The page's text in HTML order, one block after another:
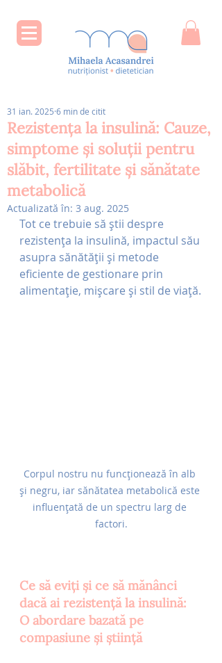
Rezistența la insulină: Cauze,
simptome și soluții pentru
slăbit, fertilitate și sănătate
metabolică
31 ian. 2025 6 min de citit
Actualizată în: 3 aug. 2025
Tot ce trebuie să știi despre
rezistența la insulină, impactul său
asupra sănătății și metode
eficiente de gestionare prin
alimentație, mișcare și stil de viață.
Corpul nostru nu funcționează în alb
și negru, iar sănătatea metabolică este
influențată de un spectru larg de
factori.
Ce să eviți și ce să mănânci
dacă ai rezistență la insulină:
O abordare bazată pe
compasiune și știință